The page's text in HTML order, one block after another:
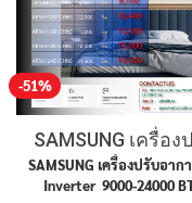
-51%
SAMSUNG เครื่อง
อากาศ AI Inverter
24000 BTU
SAMSUNG เครื่องปรับอาก
Inverter 9000-24000